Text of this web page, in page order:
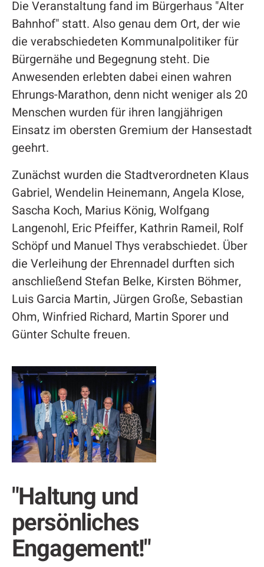
Die Veranstaltung fand im Bürgerhaus "Alter
Bahnhof" statt. Also genau dem Ort, der wie
die verabschiedeten Kommunalpolitiker für
Bürgernähe und Begegnung steht. Die
Anwesenden erlebten dabei einen wahren
Ehrungs-Marathon, denn nicht weniger als 20
Menschen wurden für ihren langjährigen
Einsatz im obersten Gremium der Hansestadt
geehrt.
Zunächst wurden die Stadtverordneten Klaus
Gabriel, Wendelin Heinemann, Angela Klose,
Sascha Koch, Marius König, Wolfgang
Langenohl, Eric Pfeiffer, Kathrin Rameil, Rolf
Schöpf und Manuel Thys verabschiedet. Über
die Verleihung der Ehrennadel durften sich
anschließend Stefan Belke, Kirsten Böhmer,
Luis Garcia Martin, Jürgen Große, Sebastian
Ohm, Winfried Richard, Martin Sporer und
Günter Schulte freuen.
"Haltung und
persönliches
Engagement!"